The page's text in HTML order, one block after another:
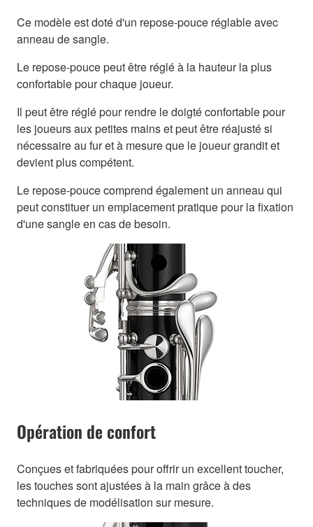
Ce modèle est doté d'un repose-pouce réglable avec
anneau de sangle.
Le repose-pouce peut être réglé à la hauteur la plus
confortable pour chaque joueur.
Il peut être réglé pour rendre le doigté confortable pour
les joueurs aux petites mains et peut être réajusté si
nécessaire au fur et à mesure que le joueur grandit et
devient plus compétent.
Le repose-pouce comprend également un anneau qui
peut constituer un emplacement pratique pour la fixation
d'une sangle en cas de besoin.
Opération de confort
Conçues et fabriquées pour offrir un excellent toucher,
les touches sont ajustées à la main grâce à des
techniques de modélisation sur mesure.